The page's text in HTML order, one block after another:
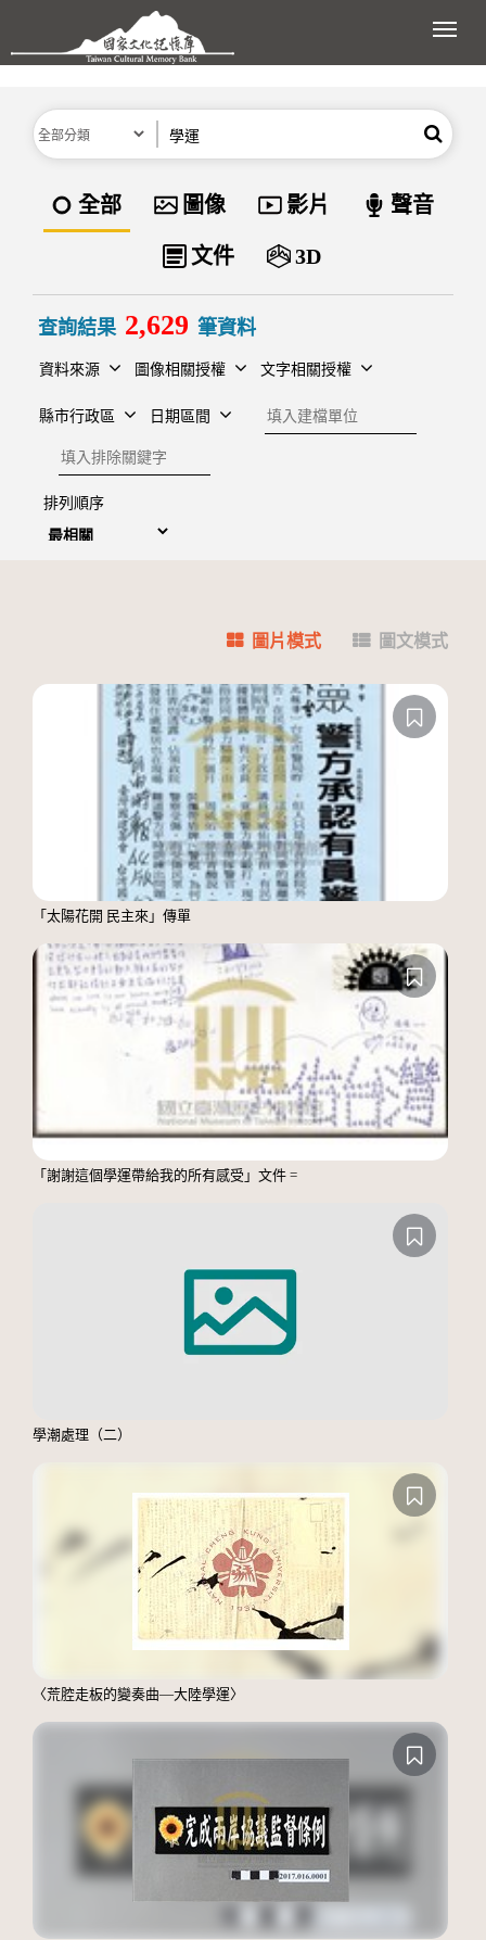
跳到主要內容區塊
展
分類 搜尋
資料類型
全部 圖像 影片 聲音
文件 3D
查詢結果 2,629 筆資料
資料來源 圖像相關授權 文字相關授權
縣市行政區 日期區間
建檔單位
排除關鍵字
排列順序
圖片模式 圖文模式
「太陽花開 民主來」傳單
「謝謝這個學運帶給我的所有感受」文件 =
學潮處理（二）
〈荒腔走板的變奏曲—大陸學運〉